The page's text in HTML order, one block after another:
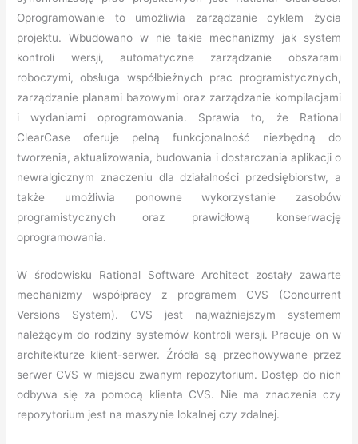
Oprogramowanie to umożliwia zarządzanie cyklem życia
projektu. Wbudowano w nie takie mechanizmy jak system
kontroli wersji, automatyczne zarządzanie obszarami
roboczymi, obsługa współbieżnych prac programistycznych,
zarządzanie planami bazowymi oraz zarządzanie kompilacjami
i wydaniami oprogramowania. Sprawia to, że Rational
ClearCase oferuje pełną funkcjonalność niezbędną do
tworzenia, aktualizowania, budowania i dostarczania aplikacji o
newralgicznym znaczeniu dla działalności przedsiębiorstw, a
także umożliwia ponowne wykorzystanie zasobów
programistycznych oraz prawidłową konserwację
oprogramowania.
W środowisku Rational Software Architect zostały zawarte
mechanizmy współpracy z programem CVS (Concurrent
Versions System). CVS jest najważniejszym systemem
należącym do rodziny systemów kontroli wersji. Pracuje on w
architekturze klient-serwer. Źródła są przechowywane przez
serwer CVS w miejscu zwanym repozytorium. Dostęp do nich
odbywa się za pomocą klienta CVS. Nie ma znaczenia czy
repozytorium jest na maszynie lokalnej czy zdalnej.